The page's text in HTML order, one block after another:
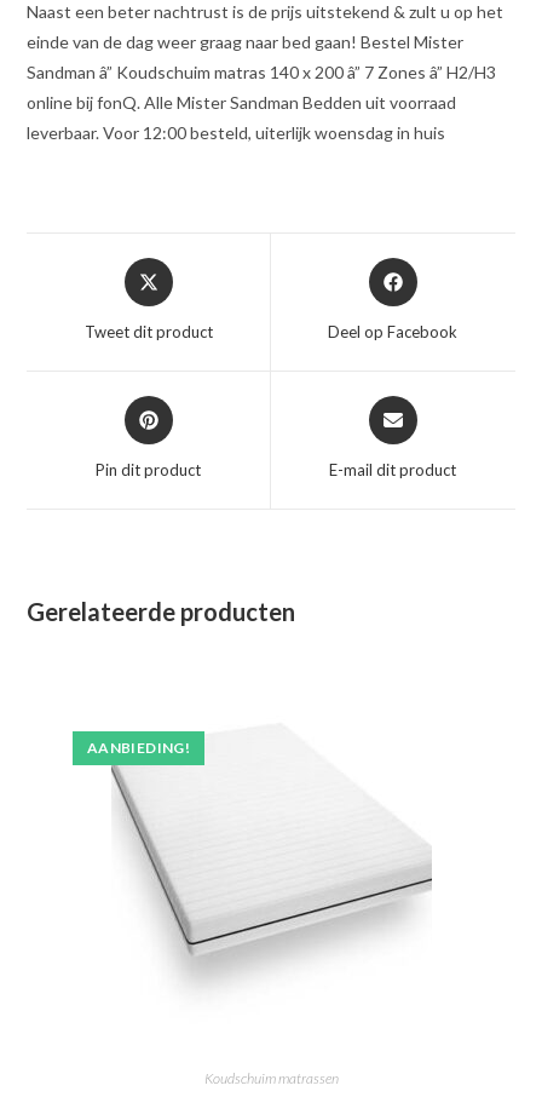
Naast een beter nachtrust is de prijs uitstekend & zult u op het
einde van de dag weer graag naar bed gaan! Bestel Mister
Sandman â” Koudschuim matras 140 x 200 â” 7 Zones â” H2/H3
online bij fonQ. Alle Mister Sandman Bedden uit voorraad
leverbaar. Voor 12:00 besteld, uiterlijk woensdag in huis
Opent
in
nieuw
Tweet dit product
Opent
in
nieuw
Deel op Facebook
Opent
in
nieuw
Pin dit product
Opent
in
nieuw
E-mail dit product
Gerelateerde producten
AANBIEDING!
Koudschuim matrassen